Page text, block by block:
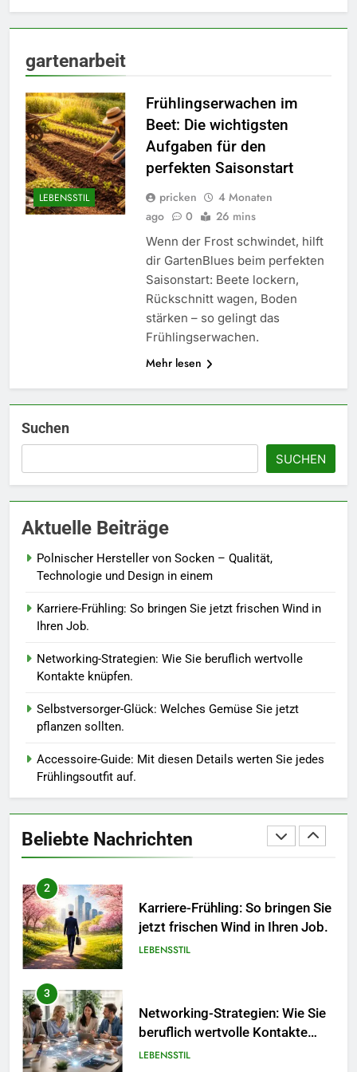
gartenarbeit
LEBENSSTIL
Frühlingserwachen im
Beet: Die wichtigsten
Aufgaben für den
perfekten Saisonstart
pricken
4 Monaten
ago
0 26 mins
Wenn der Frost schwindet, hilft
dir GartenBlues beim perfekten
Saisonstart: Beete lockern,
Rückschnitt wagen, Boden
stärken – so gelingt das
Frühlingserwachen.
Mehr lesen
Suchen
SUCHEN
Aktuelle Beiträge
Polnischer Hersteller von Socken – Qualität,
Technologie und Design in einem
Karriere-Frühling: So bringen Sie jetzt frischen Wind in
Ihren Job.
Networking-Strategien: Wie Sie beruflich wertvolle
Kontakte knüpfen.
Selbstversorger-Glück: Welches Gemüse Sie jetzt
pflanzen sollten.
Accessoire-Guide: Mit diesen Details werten Sie jedes
Frühlingsoutfit auf.
Beliebte Nachrichten
Details werten Sie jedes
Naturnah gärtnern: So locken
Sie Bienen und Schmetterlinge
in Ihren Garten.
LEBENSSTIL
7
zum Quereinstieg in der neuen
8
So kombinieren Sie Pastelltöne
1
Socken – Qualität, Technologie
und Design in einem
MODE
2
Karriere-Frühling: So bringen Sie
jetzt frischen Wind in Ihren Job.
LEBENSSTIL
3
Networking-Strategien: Wie Sie
beruflich wertvolle Kontakte
knüpfen.
LEBENSSTIL